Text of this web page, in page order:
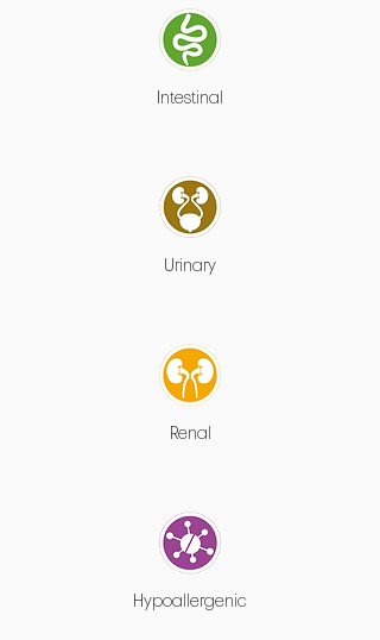
Intestinal
Urinary
Renal
Hypoallergenic